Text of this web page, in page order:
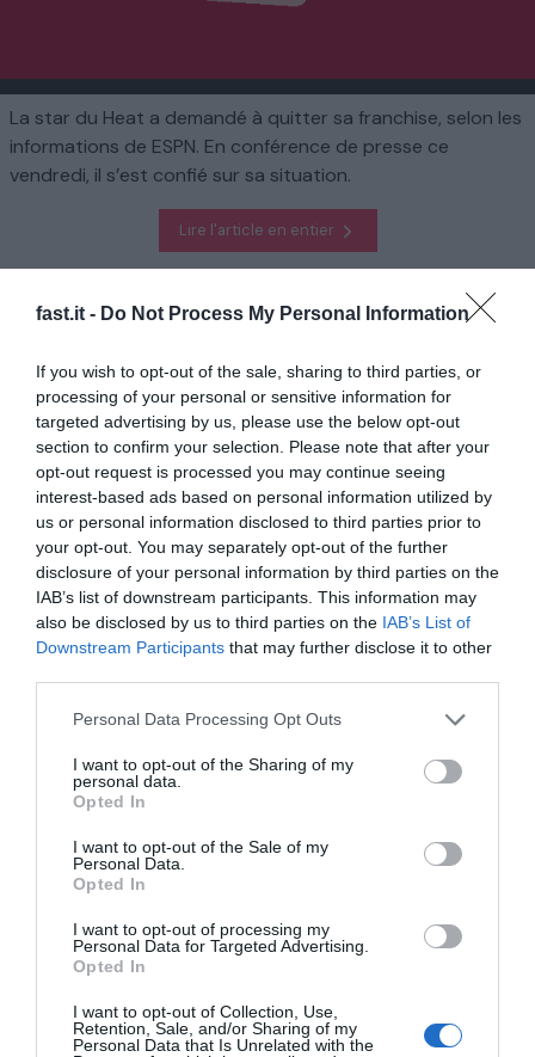
fast.it - Do Not Process My Personal Information
If you wish to opt-out of the sale, sharing to third parties, or
processing of your personal or sensitive information for
targeted advertising by us, please use the below opt-out
section to confirm your selection. Please note that after your
opt-out request is processed you may continue seeing
interest-based ads based on personal information utilized by
us or personal information disclosed to third parties prior to
your opt-out. You may separately opt-out of the further
disclosure of your personal information by third parties on the
IAB’s list of downstream participants. This information may
also be disclosed by us to third parties on the IAB’s List of
Downstream Participants that may further disclose it to other
Personal Data Processing Opt Outs
I want to opt-out of the Sharing of my
personal data.
Opted In
I want to opt-out of the Sale of my
Personal Data.
Opted In
I want to opt-out of processing my
Personal Data for Targeted Advertising.
Opted In
I want to opt-out of Collection, Use,
Retention, Sale, and/or Sharing of my
Personal Data that Is Unrelated with the
La star du Heat a demandé à quitter sa franchise, selon les
informations de ESPN. En conférence de presse ce
vendredi, il s’est confié sur sa situation.
Lire l'article en entier
Homepage
Sports
NBA : «Je veux juste être heureux», clame Jimmy Butler, qui veut
En rapport
Premier League : «Ce ne sera pas facile»,
affirme Guardiola ...
1 année il y a 762
Premier League : Wesley Fofana indisponible
jusqu’à la fin d...
1 année il y a 699
Premier League : «Nous avons été la
1 année il y a
Tendance